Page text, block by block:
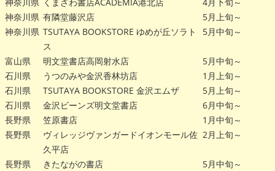
神奈川県 有隣堂藤沢店
5月上旬～
神奈川県 TSUTAYA BOOKSTORE ゆめが丘ソラト
ス
5月中旬～
富山県 明文堂書店高岡射水店
5月中旬～
石川県
うつのみや金沢香林坊店
1月上旬～
石川県
TSUTAYA BOOKSTORE 金沢エムザ
5月上旬～
石川県
金沢ビーンズ明文堂書店
6月中旬～
長野県
笠原書店
1月中旬～
長野県
ヴィレッジヴァンガードイオンモール佐
久平店
2月上旬～
長野県 きたながの書店
5月中旬～